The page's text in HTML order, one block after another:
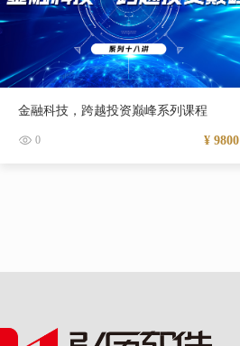
金融科技，跨越投资巅峰系列课程
0 ¥ 9800